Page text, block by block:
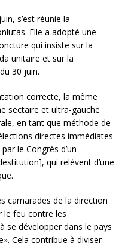
s’est réunie la
Elle a adopté une
qui insiste sur la
unitaire et sur la
30 juin.
correcte, la même
sectaire et ultra-gauche
en tant que méthode de
directes immédiates
le Congrès d’un
qui relèvent d’une
camarades de la direction
le feu contre les
se développer dans le pays
Cela contribue à diviser